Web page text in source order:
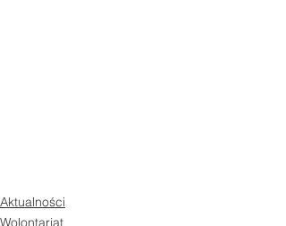
Aktualności
Wolontariat